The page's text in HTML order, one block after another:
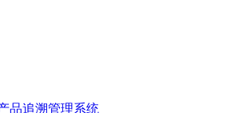
品追溯管理系统